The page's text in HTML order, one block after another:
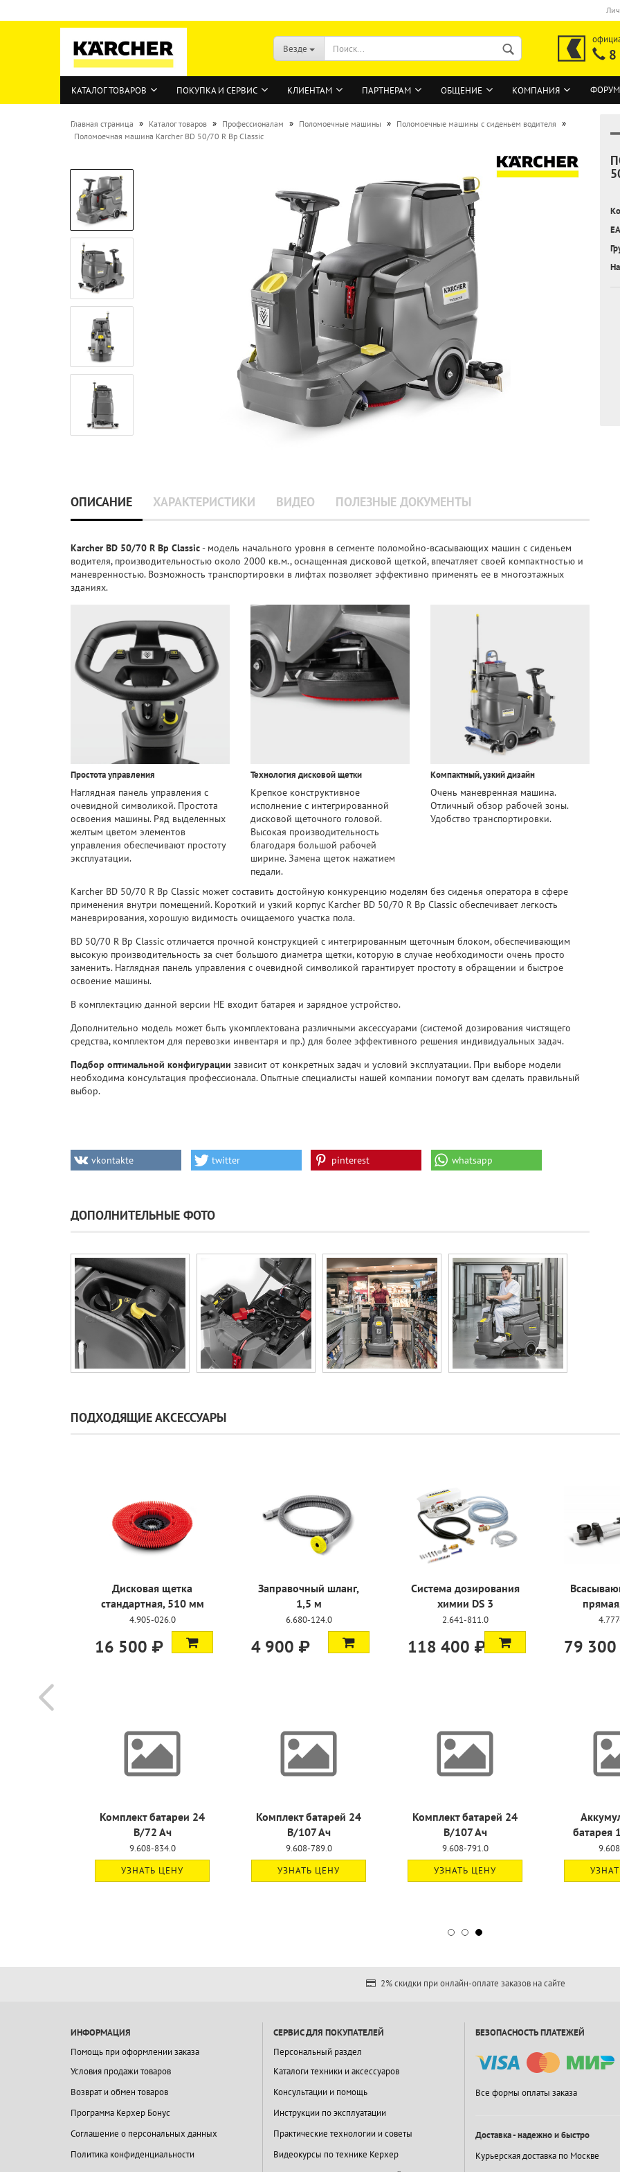
ВОЙТИ
Регистрация на сайте
Забыли пароль?
Везде
КАТАЛОГ ТОВАРОВ ПОКУПКА И СЕРВИС КЛИЕНТАМ ПАРТНЕРАМ ОБЩЕНИЕ КОМПАНИЯ ФОРУМ
Главная страница » Каталог товаров » Профессионалам » Поломоечные машины » Поломоечные машины с сиденьем водителя »
Поломоечная машина Karcher BD 50/70 R Bp Classic
ОПИСАНИЕ ХАРАКТЕРИСТИКИ ВИДЕО ПОЛЕЗНЫЕ ДОКУМЕНТЫ
Karcher BD 50/70 R Bp Classic- модель начального уровня в сегменте поломойно-всасывающих машин с сиденьем
водителя, производительностью около 2000 кв.м., оснащенная дисковой щеткой, впечатляет своей компактностью и
маневренностью. Возможность транспортировки в лифтах позволяет эффективно применять ее в многоэтажных
зданиях.
Простота управления
Наглядная панель управления с
очевидной символикой. Простота
освоения машины. Ряд выделенных
желтым цветом элементов
управления обеспечивают простоту
эксплуатации.
Технология дисковой щетки
Крепкое конструктивное
исполнение с интегрированной
дисковой щеточного головой.
Высокая производительность
благодаря большой рабочей
ширине. Замена щеток нажатием
педали.
Компактный, узкий дизайн
Очень маневренная машина.
Отличный обзор рабочей зоны.
Удобство транспортировки.
Karcher BD 50/70 R Bp Classic может составить достойную конкуренцию моделям без сиденья оператора в сфере
применения внутри помещений. Короткий и узкий корпус Karcher BD 50/70 R Bp Classic обеспечивает легкость
маневрирования, хорошую видимость очищаемого участка пола.
BD 50/70 R Bp Classic отличается прочной конструкцией с интегрированным щеточным блоком, обеспечивающим
высокую производительность за счет большого диаметра щетки, которую в случае необходимости очень просто
заменить. Наглядная панель управления с очевидной символикой гарантирует простоту в обращении и быстрое
освоение машины.
В комплектацию данной версии НЕ входит батарея и зарядное устройство.
Дополнительно модель может быть укомплектована различными аксессуарами (системой дозирования чистящего
средства, комплектом для перевозки инвентаря и пр.) для более эффективного решения индивидуальных задач.
Подбор оптимальной конфигурации зависит от конкретных задач и условий эксплуатации. При выборе модели
необходима консультация профессионала. Опытные специалисты нашей компании помогут вам сделать правильный
выбор.
vkontakte twitter pinterest whatsapp
ДОПОЛНИТЕЛЬНЫЕ ФОТО
ПОДХОДЯЩИЕ АКСЕССУАРЫ
Дисковая щетка
стандартная, 510 мм
4.905-026.0
16 500 ₽
Заправочный шланг,
1,5 м
6.680-124.0
4 900 ₽
Система дозирования
химии DS 3
2.641-811.0
118 400 ₽ 79
Комплект батареи 24
В/72 Ач
9.608-834.0
УЗНАТЬ ЦЕНУ
Комплект батарей 24
В/107 Ач
9.608-789.0
УЗНАТЬ ЦЕНУ
Комплект батарей 24
В/107 Ач
9.608-791.0
УЗНАТЬ ЦЕНУ
батарея
2% скидки при онлайн-оплате заказов на сайте
ИНФОРМАЦИЯ
Помощь при оформлении заказа
Условия продажи товаров
Возврат и обмен товаров
Программа Керхер Бонус
Соглашение о персональных данных
Политика конфиденциальности
СЕРВИС ДЛЯ ПОКУПАТЕЛЕЙ
Персональный раздел
Каталоги техники и аксессуаров
Консультации и помощь
Инструкции по эксплуатации
Практические технологии и советы
Видеокурсы по технике Керхер
БЕЗОПАСНОСТЬ ПЛАТЕЖЕЙ
Все формы оплаты заказа
Доставка - надежно и быстро
Курьерская доставка по Москве